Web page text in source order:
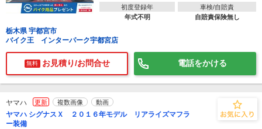
初度登録年
年式不明
車検/自賠責
自賠責保険無し
栃木県 宇都宮市
バイク王 インターパーク宇都宮店
無料 お見積り/お問合せ 電話をかける
ヤマハ 更新 複数画像 動画
ヤマハ シグナスＸ ２０１６年モデル リアライズマフラ
ー装備